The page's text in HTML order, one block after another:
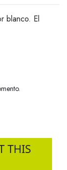
blanco. El
THIS